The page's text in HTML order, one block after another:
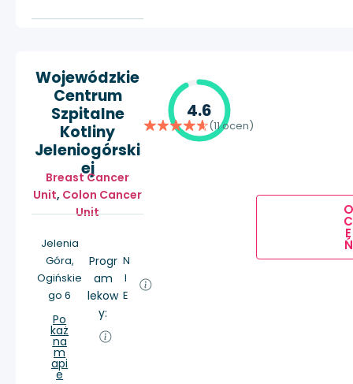
Wojewódzkie
Centrum
Szpitalne
Kotliny
Jeleniogórski
ej
Breast Cancer
Unit, Colon Cancer
Unit
Jelenia
Góra,
Ogińskie
go 6
Po
każ
na
m
api
e
Progr
am
lekow
y:
N
I
E
4.6
(11 ocen)
O
C
E
Ń